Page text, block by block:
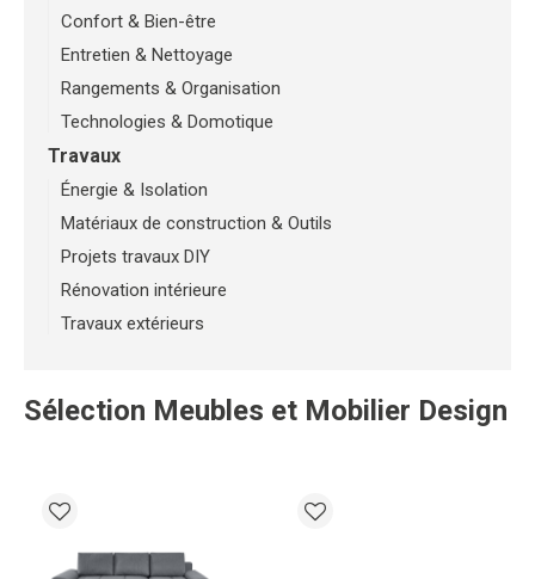
Confort & Bien-être
Entretien & Nettoyage
Rangements & Organisation
Technologies & Domotique
Travaux
Énergie & Isolation
Matériaux de construction & Outils
Projets travaux DIY
Rénovation intérieure
Travaux extérieurs
Sélection Meubles et Mobilier Design